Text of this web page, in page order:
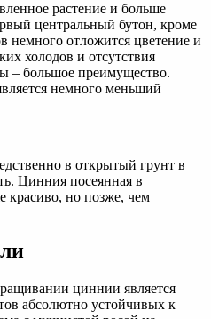
растение и больше
центральный бутон, кроме
немного отложится цветение и
холодов и отсутствия
– большое преимущество.
немного меньший
в открытый грунт в
Цинния посеянная в
красиво, но позже, чем
циннии является
абсолютно устойчивых к